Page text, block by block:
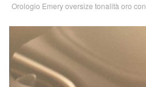
Orologio Emery oversize tonalità oro